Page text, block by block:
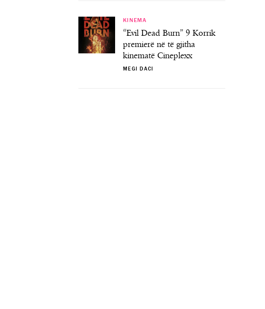
KINEMA
“Evil Dead Burn” 9 Korrik
premierë në të gjitha
kinematë Cineplexx
MEGI DACI